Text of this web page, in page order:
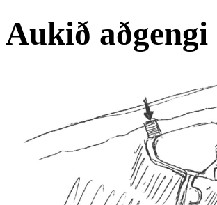
Aukið